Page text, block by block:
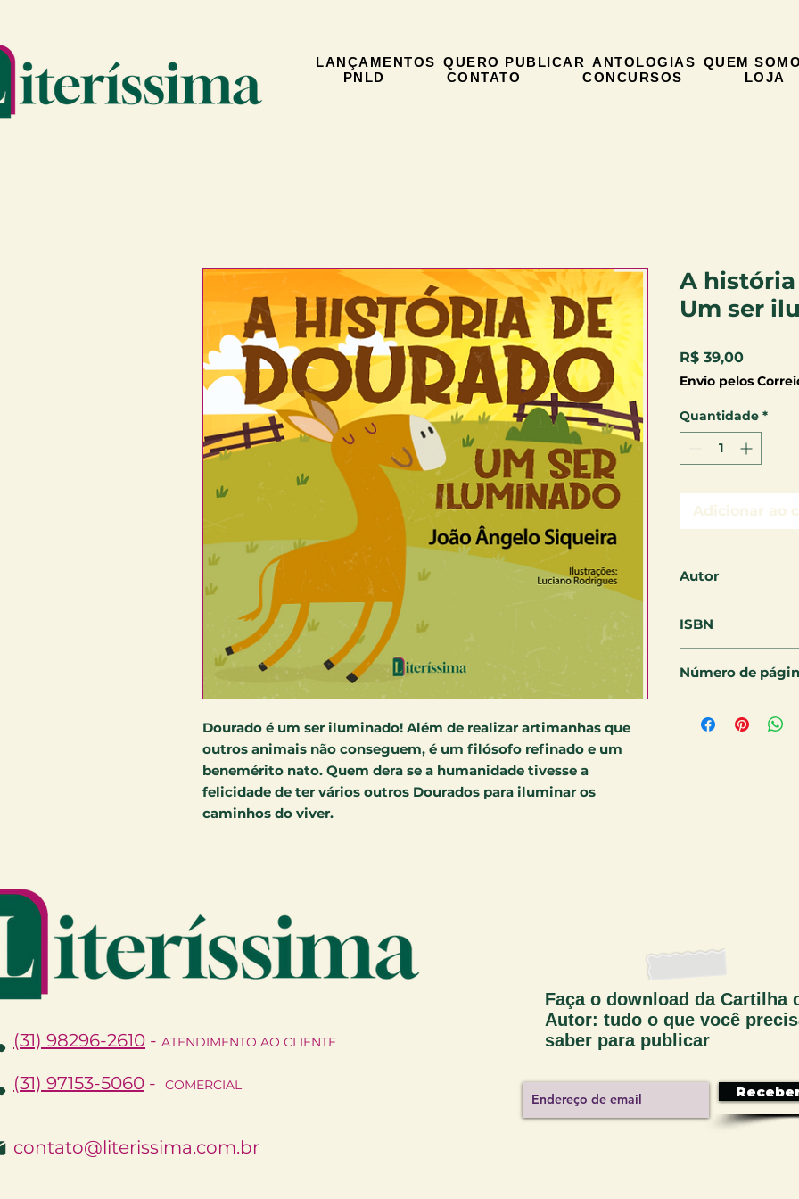
LANÇAMENTOS QUERO PUBLICAR ANTOLOGIAS QUEM
PNLD
CONTATO CONCURSOS LOJA
Dourado é um ser iluminado! Além de realizar artimanhas que
outros animais não conseguem, é um filósofo refinado e um
benemérito nato. Quem dera se a humanidade tivesse a
felicidade de ter vários outros Dourados para iluminar os
caminhos do viver.
A
Um ser
R$ 39,00Preço
Envio pelos
Quantidade *
Adicionar ao
Autor
ISBN
Número de
Faça o download da Cartilha
Autor: tudo o que você
saber para publicar
(31) 98296-2610 - ATENDIMENTO AO CLIENTE
(31) 97153-5060 - COMERCIAL
contato@literissima.com.br